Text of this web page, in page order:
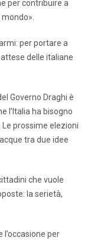
per contribuire a
per portare a
delle italiane
Governo Draghi è
l’Italia ha bisogno
prossime elezioni
tra due idee
che vuole
la serietà,
per